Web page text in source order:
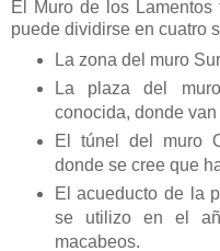
El Muro de los
puede dividirse en cuatro
La zona del muro
La plaza del
conocida, donde
El túnel del muro
donde se cree que
El acueducto de la
se utilizo en el
macabeos.